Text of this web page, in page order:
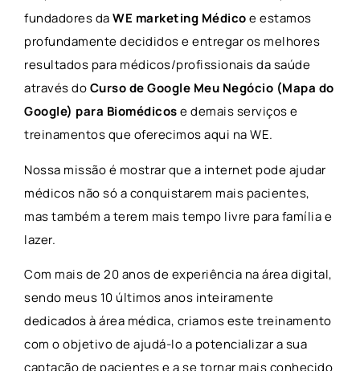
fundadores daWE marketing Médicoe estamos
profundamente decididos e entregar os melhores
resultados para médicos/profissionais da saúde
através doCurso de Google Meu Negócio (Mapa do
Google) para Biomédicose demais serviços e
treinamentos que oferecimos aqui na WE.
Nossa missão é mostrar que a internet pode ajudar
médicos não só a conquistarem mais pacientes,
mas também a terem mais tempo livre para família e
lazer.
Com mais de 20 anos de experiência na área digital,
sendo meus 10 últimos anos inteiramente
dedicados à área médica, criamos este treinamento
com o objetivo de ajudá-lo a potencializar a sua
captação de pacientes e a se tornar mais conhecido